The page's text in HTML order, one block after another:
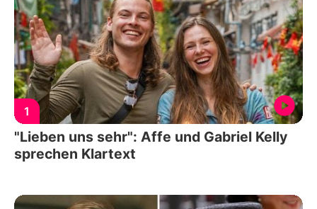
1
"Lieben uns sehr": Affe und Gabriel Kelly
sprechen Klartext